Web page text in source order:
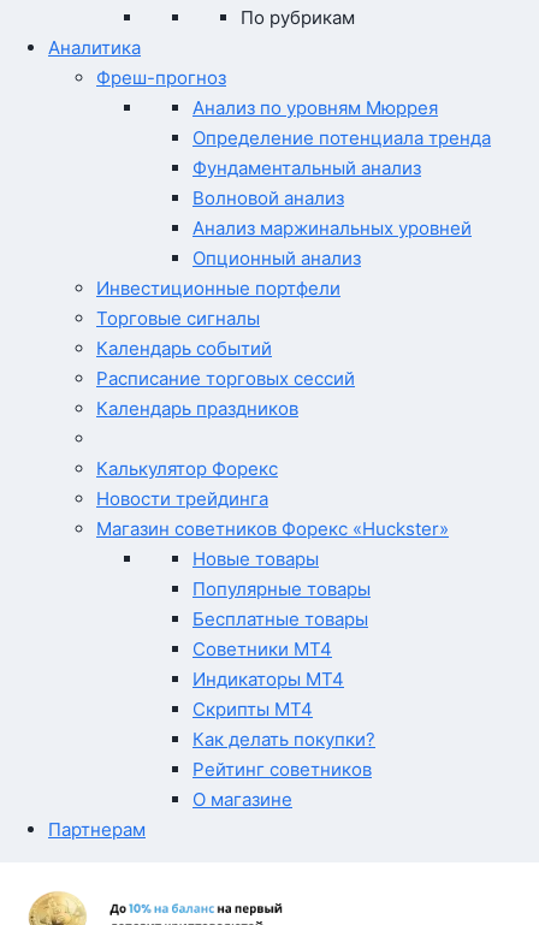
По рубрикам
Аналитика
Фреш-прогноз
Анализ по уровням Мюррея
Определение потенциала тренда
Фундаментальный анализ
Волновой анализ
Анализ маржинальных уровней
Опционный анализ
Инвестиционные портфели
Торговые сигналы
Календарь событий
Расписание торговых сессий
Календарь праздников
Калькулятор Форекс
Новости трейдинга
Магазин советников Форекс «Huckster»
Новые товары
Популярные товары
Бесплатные товары
Советники MT4
Индикаторы MT4
Скрипты MT4
Как делать покупки?
Рейтинг советников
О магазине
Партнерам